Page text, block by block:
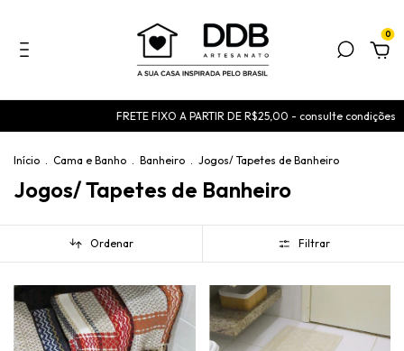
0
FRETE FIXO A PARTIR DE R$25,00 - consulte condições USE O
Início . Cama e Banho . Banheiro . Jogos/ Tapetes de Banheiro
Jogos/ Tapetes de Banheiro
Ordenar Filtrar